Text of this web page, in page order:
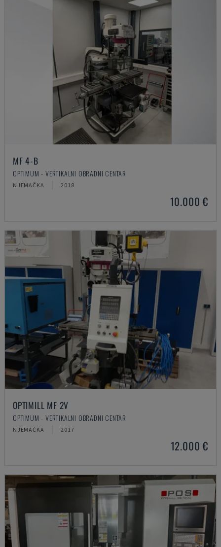
MF 4-B
OPTIMUM - VERTIKALNI OBRADNI CENTAR
NJEMAČKA 2018
10.000 €
OPTIMILL MF 2V
OPTIMUM - VERTIKALNI OBRADNI CENTAR
NJEMAČKA 2017
12.000 €